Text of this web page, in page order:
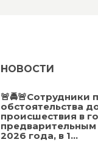
НОВОСТИ
🚨🚔🚨Сотрудники
обстоятельства
происшествия в
предварительным
2026 года, в 1...